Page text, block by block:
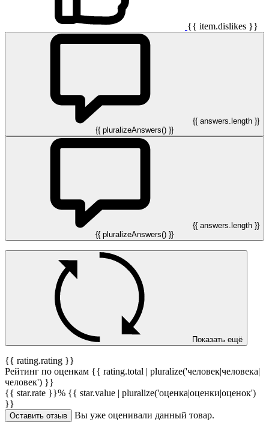
{{ item.dislikes }}
{{ answers.length }}
{{ pluralizeAnswers() }}
{{ answers.length }}
{{ pluralizeAnswers() }}
Показать ещё
{{ rating.rating }}
Рейтинг по оценкам {{ rating.total | pluralize('человек|человека|
человек') }}
{{ star.rate }}% {{ star.value | pluralize('оценка|оценки|оценок')
}}
Оставить отзыв Вы уже оценивали данный товар.